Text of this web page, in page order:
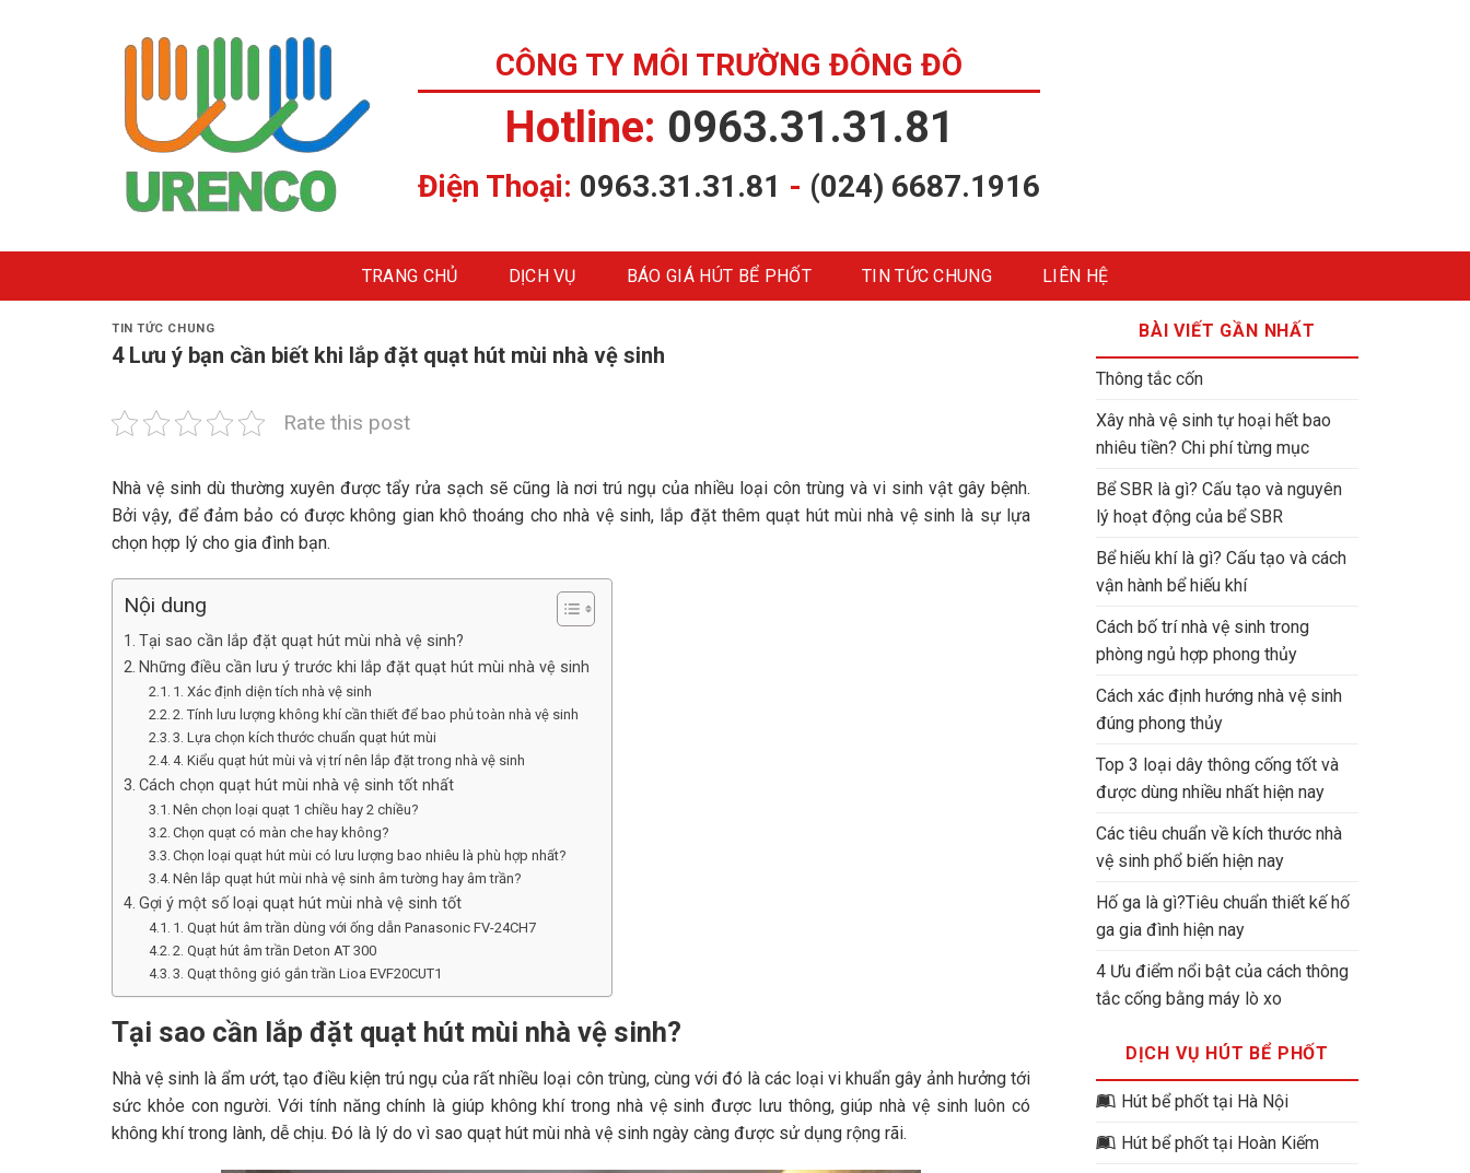
CÔNG TY MÔI TRƯỜNG ĐÔNG ĐÔ
Hotline: 0963.31.31.81
Điện Thoại: 0963.31.31.81 - (024) 6687.1916
TRANG CHỦ DỊCH VỤ BÁO GIÁ HÚT BỂ PHỐT TIN TỨC CHUNG LIÊN HỆ
TIN TỨC CHUNG
4 Lưu ý bạn cần biết khi lắp đặt quạt hút mùi nhà vệ sinh
Rate this post
Nhà vệ sinh dù thường xuyên được tẩy rửa sạch sẽ cũng là nơi trú ngụ của nhiều loại côn trùng và vi sinh vật gây bệnh.
Bởi vậy, để đảm bảo có được không gian khô thoáng cho nhà vệ sinh, lắp đặt thêm quạt hút mùi nhà vệ sinh là sự lựa
chọn hợp lý cho gia đình bạn.
Nội dung
Tại sao cần lắp đặt quạt hút mùi nhà vệ sinh?
Những điều cần lưu ý trước khi lắp đặt quạt hút mùi nhà vệ sinh
1. Xác định diện tích nhà vệ sinh
2. Tính lưu lượng không khí cần thiết để bao phủ toàn nhà vệ sinh
3. Lựa chọn kích thước chuẩn quạt hút mùi
4. Kiểu quạt hút mùi và vị trí nên lắp đặt trong nhà vệ sinh
Cách chọn quạt hút mùi nhà vệ sinh tốt nhất
Nên chọn loại quạt 1 chiều hay 2 chiều?
Chọn quạt có màn che hay không?
Chọn loại quạt hút mùi có lưu lượng bao nhiêu là phù hợp nhất?
Nên lắp quạt hút mùi nhà vệ sinh âm tường hay âm trần?
Gợi ý một số loại quạt hút mùi nhà vệ sinh tốt
1. Quạt hút âm trần dùng với ống dẫn Panasonic FV-24CH7
2. Quạt hút âm trần Deton AT 300
3. Quạt thông gió gắn trần Lioa EVF20CUT1
Tại sao cần lắp đặt quạt hút mùi nhà vệ sinh?
Nhà vệ sinh là ẩm ướt, tạo điều kiện trú ngụ của rất nhiều loại côn trùng, cùng với đó là các loại vi khuẩn gây ảnh hưởng tới
sức khỏe con người. Với tính năng chính là giúp không khí trong nhà vệ sinh được lưu thông, giúp nhà vệ sinh luôn có
không khí trong lành, dễ chịu. Đó là lý do vì sao quạt hút mùi nhà vệ sinh ngày càng được sử dụng rộng rãi.
BÀI VIẾT GẦN NHẤT
Thông tắc cốn
Xây nhà vệ sinh tự hoại hết bao
nhiêu tiền? Chi phí từng mục
Bể SBR là gì? Cấu tạo và nguyên
lý hoạt động của bể SBR
Bể hiếu khí là gì? Cấu tạo và cách
vận hành bể hiếu khí
Cách bố trí nhà vệ sinh trong
phòng ngủ hợp phong thủy
Cách xác định hướng nhà vệ sinh
đúng phong thủy
Top 3 loại dây thông cống tốt và
được dùng nhiều nhất hiện nay
Các tiêu chuẩn về kích thước nhà
vệ sinh phổ biến hiện nay
Hố ga là gì?Tiêu chuẩn thiết kế hố
ga gia đình hiện nay
4 Ưu điểm nổi bật của cách thông
tắc cống bằng máy lò xo
DỊCH VỤ HÚT BỂ PHỐT
Hút bể phốt tại Hà Nội
Hút bể phốt tại Hoàn Kiếm